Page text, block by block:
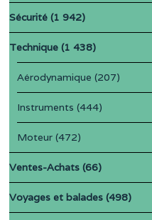
Sécurité (1 942)
Technique (1 438)
Aérodynamique (207)
Instruments (444)
Moteur (472)
Ventes-Achats (66)
Voyages et balades (498)